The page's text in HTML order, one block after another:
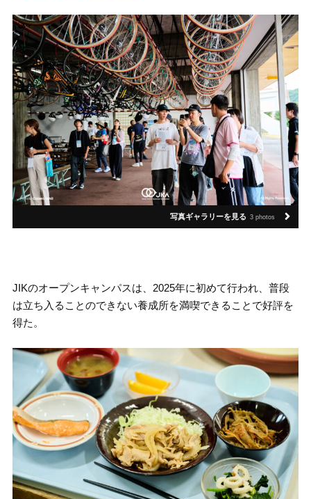
写真ギャラリーを見る 3 photos
JIKのオープンキャンパスは、2025年に初めて行われ、普段
は立ち入ることのできない養成所を満喫できることで好評を
得た。